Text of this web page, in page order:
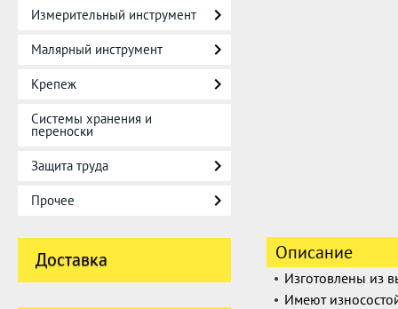
Измерительный инструмент
Малярный инструмент
Крепеж
Системы хранения и
переноски
Защита труда
Прочее
Доставка Описание
Изготовлены из
Имеют